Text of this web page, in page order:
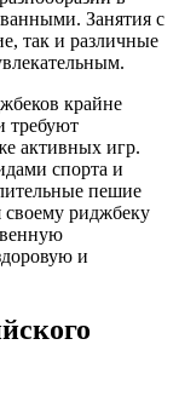
Занятия с
так и различные
крайне
требуют
активных игр.
спорта и
пешие
своему риджбеку
и